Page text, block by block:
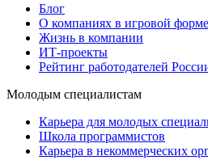
Блог
О компаниях в игровой форме
Жизнь в компании
ИТ-проекты
Рейтинг работодателей
Молодым специалистам
Карьера для молодых
Школа программистов
Карьера в некоммерческих